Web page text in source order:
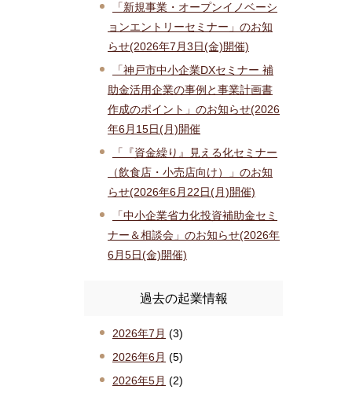
「新規事業・オープンイノベーシ
ョンエントリーセミナー」のお知
らせ(2026年7月3日(金)開催)
「神戸市中小企業DXセミナー 補
助金活用企業の事例と事業計画書
作成のポイント」のお知らせ(2026
年6月15日(月)開催
「『資金繰り』見える化セミナー
（飲食店・小売店向け）」のお知
らせ(2026年6月22日(月)開催)
「中小企業省力化投資補助金セミ
ナー＆相談会」のお知らせ(2026年
6月5日(金)開催)
過去の起業情報
2026年7月 (3)
2026年6月 (5)
2026年5月 (2)